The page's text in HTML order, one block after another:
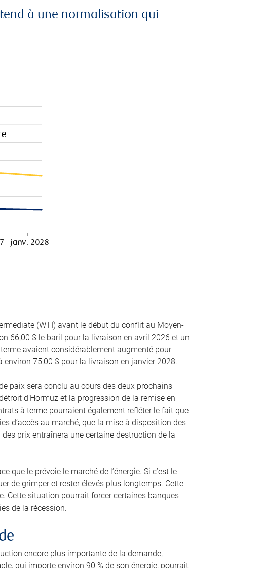
à une normalisation qui
(WTI) avant le début du conflit au Moyen-
66,00 $ le baril pour la livraison en avril 2026 et un
avaient considérablement augmenté pour
75,00 $ pour la livraison en janvier 2028.
paix sera conclu au cours des deux prochains
d’Hormuz et la progression de la remise en
à terme pourraient également refléter le fait que
d’accès au marché, que la mise à disposition des
prix entraînera une certaine destruction de la
que le prévoie le marché de l’énergie. Si c’est le
de grimper et rester élevés plus longtemps. Cette
Cette situation pourrait forcer certaines banques
de la récession.
encore plus importante de la demande,
qui importe environ 90 % de son énergie, pourrait